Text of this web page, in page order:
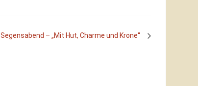
Segensabend – „Mit Hut, Charme und Krone“